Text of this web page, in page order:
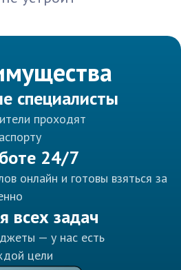
специалисты
проходят
24/7
онлайн и готовы взяться за
всех задач
— у нас есть
цели